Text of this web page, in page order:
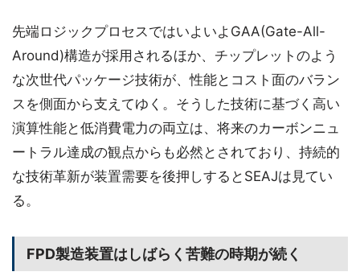
先端ロジックプロセスではいよいよGAA(Gate-All-
Around)構造が採用されるほか、チップレットのよう
な次世代パッケージ技術が、性能とコスト面のバラン
スを側面から支えてゆく。そうした技術に基づく高い
演算性能と低消費電力の両立は、将来のカーボンニュ
ートラル達成の観点からも必然とされており、持続的
な技術革新が装置需要を後押しするとSEAJは見てい
る。
FPD製造装置はしばらく苦難の時期が続く